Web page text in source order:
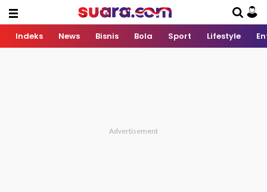
Indeks News Bisnis Bola Sport Lifestyle